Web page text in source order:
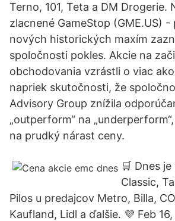
Terno, 101, Teta a DM Drogerie.
zlacnené GameStop (GME.US)
nových historických maxím
spoločnosti pokles. Akcie na
obchodovania vzrástli o viac
napriek skutočnosti, že
Advisory Group znížila
„outperform“ na
na prudký nárast ceny.
🛒️ Dnes
Classic,
Pilos u predajcov Metro, Billa,
Kaufland, Lidl a ďalšie. 💜 Feb